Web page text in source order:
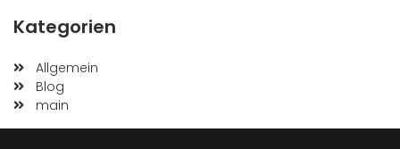
Kategorien
Allgemein
Blog
main